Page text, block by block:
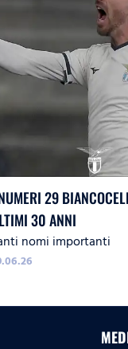
29
30 ANNI
nomi importanti